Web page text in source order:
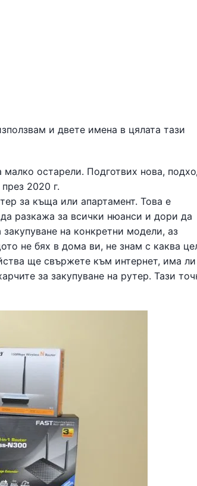
и двете имена в цялата тази
остарели. Подготвих нова,
2020 г.
за къща или апартамент. Това е
разкажа за всички нюанси и дори да
на конкретни модели, аз
не бях в дома ви, не знам с каква
ще свържете към интернет, има ли
за закупуване на рутер. Тази